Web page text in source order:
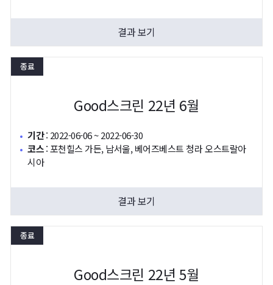
결과 보기
종료
Good스크린 22년 6월
기간: 2022-06-06 ~ 2022-06-30
코스:포천힐스 가든, 남서울, 베어즈베스트 청라 오스트랄아
시아
결과 보기
종료
Good스크린 22년 5월